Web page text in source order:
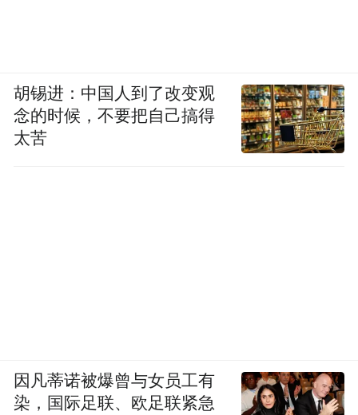
胡锡进：中国人到了改变观
念的时候，不要把自己搞得
太苦
因凡蒂诺被爆曾与女员工有
染，国际足联、欧足联紧急